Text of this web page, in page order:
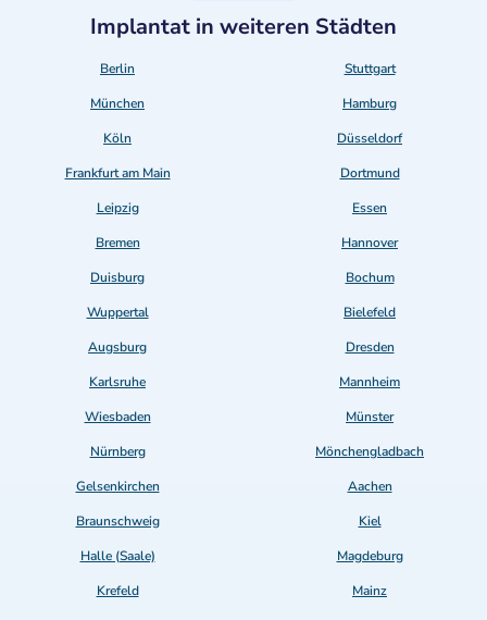
Implantat in weiteren Städten
Berlin
Stuttgart
München
Hamburg
Köln
Düsseldorf
Frankfurt am Main
Dortmund
Leipzig
Essen
Bremen
Hannover
Duisburg
Bochum
Wuppertal
Bielefeld
Augsburg
Dresden
Karlsruhe
Mannheim
Wiesbaden
Münster
Nürnberg
Mönchengladbach
Gelsenkirchen
Aachen
Braunschweig
Kiel
Halle (Saale)
Magdeburg
Krefeld
Mainz